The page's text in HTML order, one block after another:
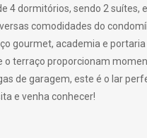
4 dormitórios, sendo 2 suítes,
comodidades do
gourmet, academia e
o terraço proporcionam
de garagem, este é o lar
e venha conhecer!